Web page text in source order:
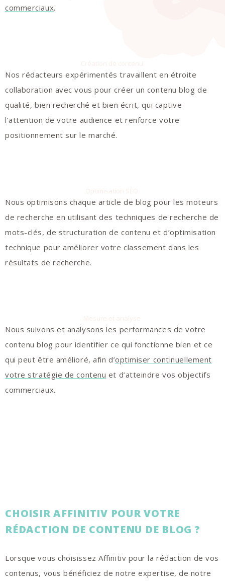
commerciaux.
Création de contenu
Nos rédacteurs expérimentés travaillent en étroite
collaboration avec vous pour créer un contenu blog de
qualité, bien recherché et bien écrit, qui captive
l’attention de votre audience et renforce votre
positionnement sur le marché.
Optimisation SEO
Nous optimisons chaque article de blog pour les moteurs
de recherche en utilisant des techniques de recherche de
mots-clés, de structuration de contenu et d’optimisation
technique pour améliorer votre classement dans les
résultats de recherche.
Mesure et analyse
Nous suivons et analysons les performances de votre
contenu blog pour identifier ce qui fonctionne bien et ce
qui peut être amélioré, afin d’optimiser continuellement
votre stratégie de contenu et d’atteindre vos objectifs
commerciaux.
CHOISIR AFFINITIV POUR VOTRE
RÉDACTION DE CONTENU DE BLOG ?
Lorsque vous choisissez Affinitiv pour la rédaction de vos
contenus, vous bénéficiez de notre expertise, de notre